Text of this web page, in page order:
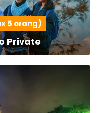
5 orang)
Private